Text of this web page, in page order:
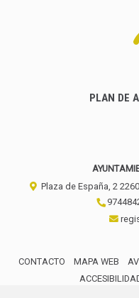
PLAN DE
Plaza de España, 2
CONTACTO MAPA WEB